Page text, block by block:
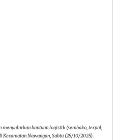
menyalurkan bantuan logistik (sembako, terpal,
Nawangan, Sabtu (25/10/2025).